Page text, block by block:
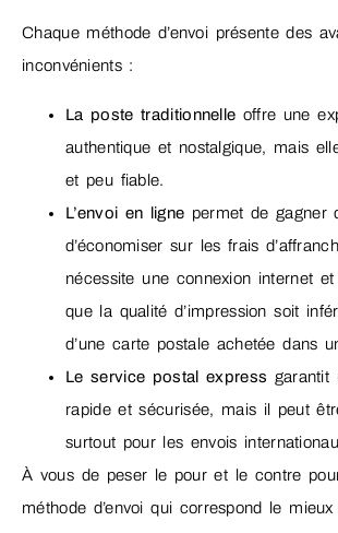
Chaque méthode d’envoi présente des
inconvénients :
La poste traditionnelle offre une
authentique et nostalgique, mais
et peu fiable.
L’envoi en ligne permet de gagner
d’économiser sur les frais
nécessite une connexion internet
que la qualité d’impression soit
d’une carte postale achetée dans
Le service postal express garantit
rapide et sécurisée, mais il peut
surtout pour les envois
À vous de peser le pour et le contre
méthode d’envoi qui correspond le